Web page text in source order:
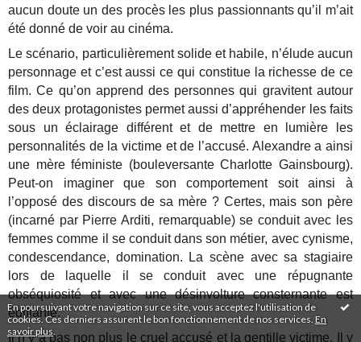
En poursuivant votre navigation sur ce site, vous acceptez l'utilisation de
cookies. Ces derniers assurent le bon fonctionnement de nos services. En
savoir plus
aucun doute un des procès les plus passionnants qu’il m’ait
été donné de voir au cinéma.
Le scénario, particulièrement solide et habile, n’élude aucun
personnage et c’est aussi ce qui constitue la richesse de ce
film. Ce qu’on apprend des personnes qui gravitent autour
des deux protagonistes permet aussi d’appréhender les faits
sous un éclairage différent et de mettre en lumière les
personnalités de la victime et de l’accusé. Alexandre a ainsi
une mère féministe (bouleversante Charlotte Gainsbourg).
Peut-on imaginer que son comportement soit ainsi à
l’opposé des discours de sa mère ? Certes, mais son père
(incarné par Pierre Arditi, remarquable) se conduit avec les
femmes comme il se conduit dans son métier, avec cynisme,
condescendance, domination. La scène avec sa stagiaire
lors de laquelle il se conduit avec une répugnante
obséquiosité et avec une désinvolture consternante est
édifiante.
Il n’y a pas non plus le cruel accusé et la gentille victime. Il y